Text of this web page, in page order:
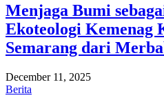
Menjaga Bumi
Ekoteologi Kemenag
Semarang dari
December 11, 2025
Berita